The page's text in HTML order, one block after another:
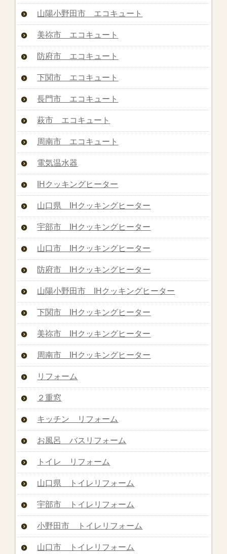
山陽小野田市 エコキュート
美祢市 エコキュート
防府市 エコキュート
下関市 エコキュート
長門市 エコキュート
萩市 エコキュート
周南市 エコキュート
電気温水器
IHクッキングヒーター
山口県 IHクッキングヒーター
宇部市 IHクッキングヒーター
山口市 IHクッキングヒーター
防府市 IHクッキングヒーター
山陽小野田市 IHクッキングヒーター
下関市 IHクッキングヒーター
美祢市 IHクッキングヒーター
周南市 IHクッキングヒーター
リフォーム
２重窓
キッチン リフォーム
お風呂 バスリフォーム
トイレ リフォーム
山口県 トイレリフォーム
宇部市 トイレリフォーム
小野田市 トイレリフォーム
山口市 トイレリフォーム